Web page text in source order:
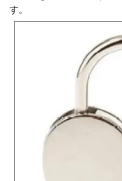
す。